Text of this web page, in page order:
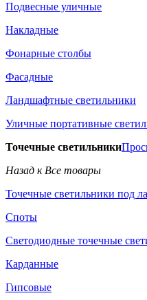
Подвесные уличные
Накладные
Фонарные столбы
Фасадные
Ландшафтные светильники
Уличные портативные
Точечные светильники
Назад к Все товары
Точечные светильники под
Споты
Светодиодные точечные
Карданные
Гипсовые